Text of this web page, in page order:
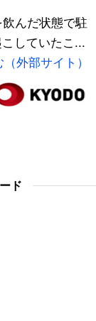
んだ状態で駐
していたこ...
外部サイト）
ド